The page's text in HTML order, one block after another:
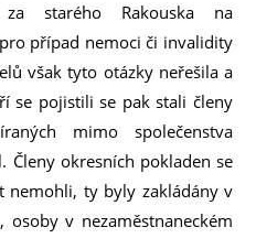
starého Rakouska na
případ nemoci či invalidity
však tyto otázky neřešila a
se pojistili se pak stali členy
mimo společenstva
Členy okresních pokladen se
nemohli, ty byly zakládány v
v nezaměstnaneckém